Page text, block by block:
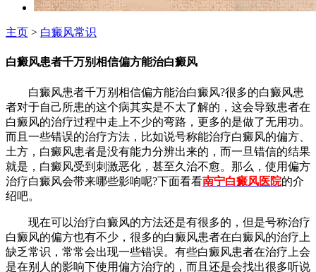
主页 > 白癜风常识
白癜风患者千万别相信偏方能治白癜风
白癜风患者千万别相信偏方能治白癜风?很多的白癜风患
者对于自己所患的这个病其实是不太了解的，这会导致患者在
白癜风的治疗过程中走上不少的弯路，更多的是做了无用功。
而且一些错误的治疗方法，比如说号称能治疗白癜风的偏方、
土方，白癜风患者是没有能力分辨出来的，而一旦错信的结果
就是，白癜风受到刺激恶化，甚至久治不愈。那么，使用偏方
治疗白癜风会带来哪些影响呢?下面看看南宁白癜风医院的介
绍吧。
现在可以治疗白癜风的方法还是有很多的，但是号称治疗
白癜风的偏方也有不少，很多的白癜风患者在白癜风的治疗上
缺乏常识，常常会出现一些错误。有些白癜风患者在治疗上会
是在别人的影响下使用偏方治疗的，而且还是会找出很多听说